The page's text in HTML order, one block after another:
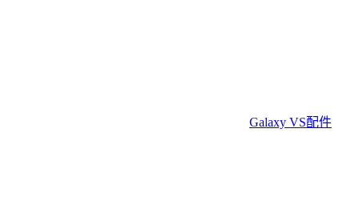
Galaxy VS配件